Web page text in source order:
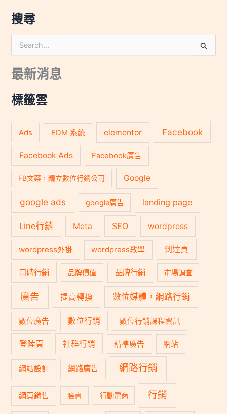
搜尋
尋
鍵
:
最新消息
標籤雲
Ads EDM 系統 elementor Facebook
Facebook Ads Facebook廣告
FB文案，精立數位行銷公司 Google
google ads google廣告 landing page
Line行銷 Meta SEO wordpress
wordpress外掛 wordpress教學 到達頁
口碑行銷 品牌價值 品牌行銷 市場調查
廣告 提高轉換 數位媒體，網路行銷
數位廣告 數位行銷 數位行銷課程資訊
登陸頁 社群行銷 精準廣告 網站
網站設計 網路廣告 網路行銷
網頁銷售 臉書 行動電商 行銷